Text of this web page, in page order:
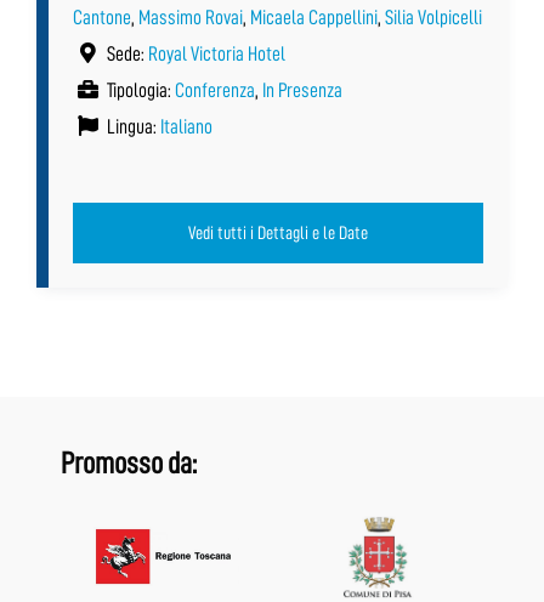
Cantone, Massimo Rovai, Micaela Cappellini, Silia Volpicelli
Sede: Royal Victoria Hotel
Tipologia: Conferenza, In Presenza
Lingua: Italiano
Vedi tutti i Dettagli e le Date
Promosso da: